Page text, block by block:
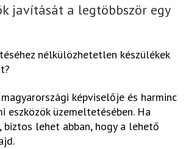
javítását a legtöbbször egy
nélkülözhetetlen készülékek
képviselője és harminc
üzemeltetésében. Ha
lehet abban, hogy a lehető